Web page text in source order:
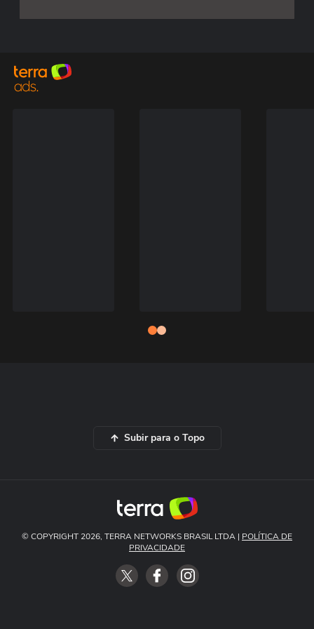
Subir para o Topo
© COPYRIGHT 2026, TERRA NETWORKS BRASIL LTDA | POLÍTICA DE
PRIVACIDADE